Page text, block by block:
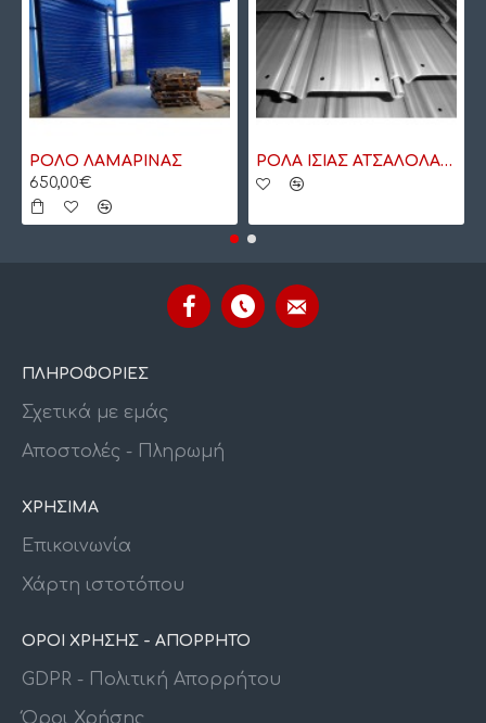
ΡΟΛΟ ΛΑΜΑΡΙΝΑΣ
650,00€
ΡΟΛΑ ΙΣΙΑΣ ΑΤΣΑΛΟΛΑΜΑΡΙΝΑΣ
ΠΛΗΡΟΦΟΡΙΕΣ
Σχετικά με εμάς
Αποστολές - Πληρωμή
ΧΡΗΣΙΜΑ
Επικοινωνία
Χάρτη ιστοτόπου
ΟΡΟΙ ΧΡΗΣΗΣ - ΑΠΟΡΡΗΤΟ
GDPR - Πολιτική Απορρήτου
Όροι Χρήσης